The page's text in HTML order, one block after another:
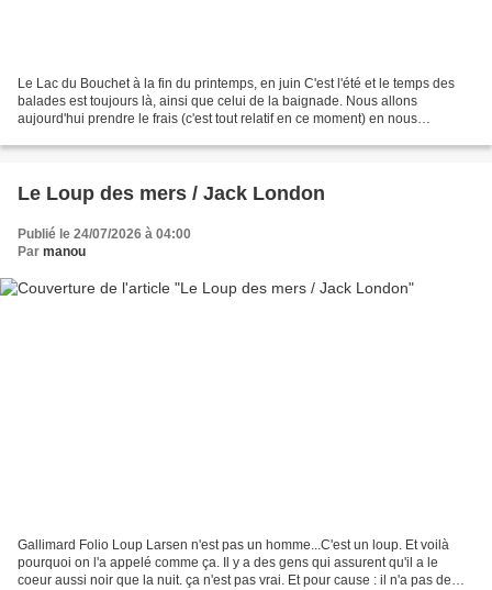
Le Lac du Bouchet à la fin du printemps, en juin C'est l'été et le temps des
balades est toujours là, ainsi que celui de la baignade. Nous allons
aujourd'hui prendre le frais (c'est tout relatif en ce moment) en nous
Le Loup des mers / Jack London
Publié le 24/07/2026 à 04:00
Par manou
Gallimard Folio Loup Larsen n'est pas un homme...C'est un loup. Et voilà
pourquoi on l'a appelé comme ça. Il y a des gens qui assurent qu'il a le
coeur aussi noir que la nuit. ça n'est pas vrai. Et pour cause : il n'a pas de